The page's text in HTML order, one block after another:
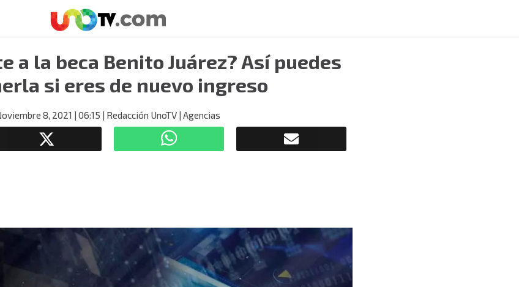
a la beca Benito Juárez? Así puedes
si eres de nuevo ingreso
8, 2021 | 06:15 | Redacción UnoTV | Agencias